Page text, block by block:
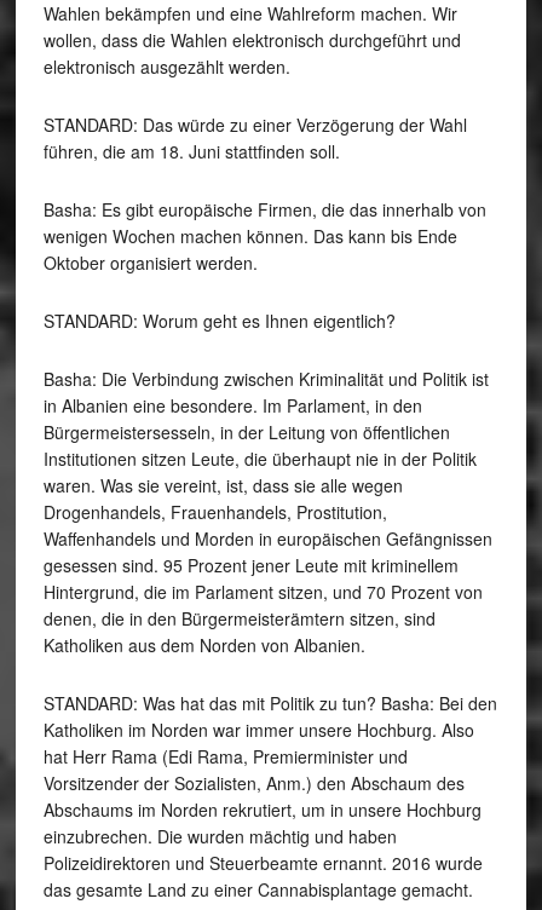
Wahlen bekämpfen und eine Wahlreform machen. Wir
wollen, dass die Wahlen elektronisch durchgeführt und
elektronisch ausgezählt werden.
STANDARD: Das würde zu einer Verzögerung der Wahl
führen, die am 18. Juni stattfinden soll.
Basha: Es gibt europäische Firmen, die das innerhalb von
wenigen Wochen machen können. Das kann bis Ende
Oktober organisiert werden.
STANDARD: Worum geht es Ihnen eigentlich?
Basha: Die Verbindung zwischen Kriminalität und Politik ist
in Albanien eine besondere. Im Parlament, in den
Bürgermeistersesseln, in der Leitung von öffentlichen
Institutionen sitzen Leute, die überhaupt nie in der Politik
waren. Was sie vereint, ist, dass sie alle wegen
Drogenhandels, Frauenhandels, Prostitution,
Waffenhandels und Morden in europäischen Gefängnissen
gesessen sind. 95 Prozent jener Leute mit kriminellem
Hintergrund, die im Parlament sitzen, und 70 Prozent von
denen, die in den Bürgermeisterämtern sitzen, sind
Katholiken aus dem Norden von Albanien.
STANDARD: Was hat das mit Politik zu tun? Basha: Bei den
Katholiken im Norden war immer unsere Hochburg. Also
hat Herr Rama (Edi Rama, Premierminister und
Vorsitzender der Sozialisten, Anm.) den Abschaum des
Abschaums im Norden rekrutiert, um in unsere Hochburg
einzubrechen. Die wurden mächtig und haben
Polizeidirektoren und Steuerbeamte ernannt. 2016 wurde
das gesamte Land zu einer Cannabisplantage gemacht.